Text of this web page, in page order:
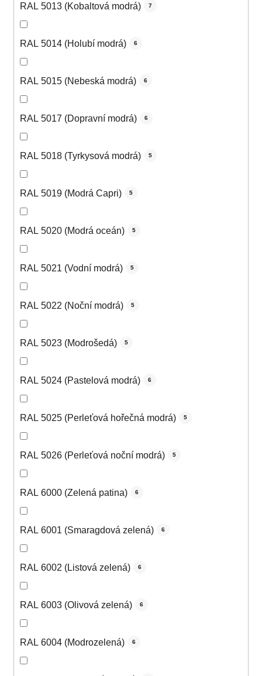
RAL 5013 (Kobaltová modrá) 7
RAL 5014 (Holubí modrá) 6
RAL 5015 (Nebeská modrá) 6
RAL 5017 (Dopravní modrá) 6
RAL 5018 (Tyrkysová modrá) 5
RAL 5019 (Modrá Capri) 5
RAL 5020 (Modrá oceán) 5
RAL 5021 (Vodní modrá) 5
RAL 5022 (Noční modrá) 5
RAL 5023 (Modrošedá) 5
RAL 5024 (Pastelová modrá) 6
RAL 5025 (Perleťová hořečná modrá) 5
RAL 5026 (Perleťová noční modrá) 5
RAL 6000 (Zelená patina) 6
RAL 6001 (Smaragdová zelená) 6
RAL 6002 (Listová zelená) 6
RAL 6003 (Olivová zelená) 6
RAL 6004 (Modrozelená) 6